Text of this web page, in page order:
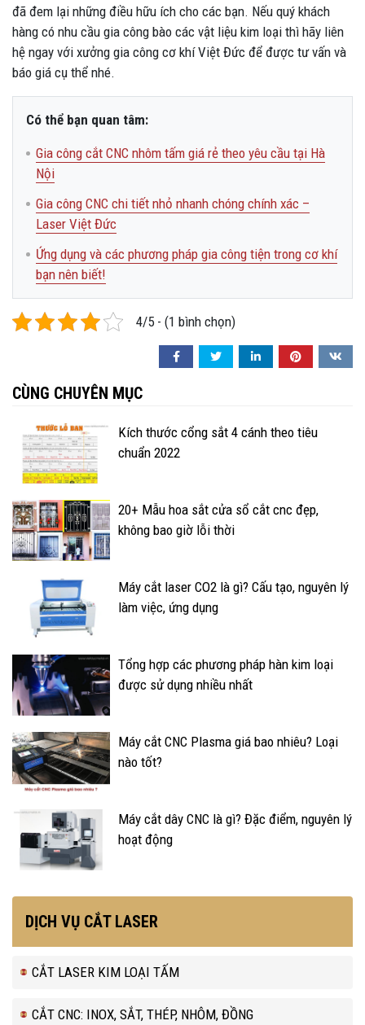
đã đem lại những điều hữu ích cho các bạn. Nếu quý khách
hàng có nhu cầu gia công bào các vật liệu kim loại thì hãy liên
hệ ngay với xưởng gia công cơ khí Việt Đức để được tư vấn và
báo giá cụ thể nhé.
Có thể bạn quan tâm:
Gia công cắt CNC nhôm tấm giá rẻ theo yêu cầu tại Hà
Nội
Gia công CNC chi tiết nhỏ nhanh chóng chính xác –
Laser Việt Đức
Ứng dụng và các phương pháp gia công tiện trong cơ khí
bạn nên biết!
4/5 - (1 bình chọn)
CÙNG CHUYÊN MỤC
Kích thước cổng sắt 4 cánh theo tiêu
chuẩn 2022
20+ Mẫu hoa sắt cửa sổ cắt cnc đẹp,
không bao giờ lỗi thời
Máy cắt laser CO2 là gì? Cấu tạo, nguyên lý
làm việc, ứng dụng
Tổng hợp các phương pháp hàn kim loại
được sử dụng nhiều nhất
Máy cắt CNC Plasma giá bao nhiêu? Loại
nào tốt?
Máy cắt dây CNC là gì? Đặc điểm, nguyên lý
hoạt động
DỊCH VỤ CẮT LASER
CẮT LASER KIM LOẠI TẤM
CẮT CNC: INOX, SẮT, THÉP, NHÔM, ĐỒNG